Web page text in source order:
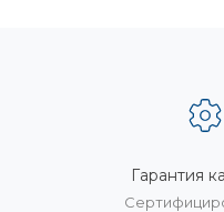
Гарантия